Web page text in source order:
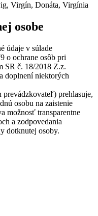
Virgín, Donáta, Virgínia
osobe
údaje v súlade
o ochrane osôb pri
SR č. 18/2018 Z.z.
doplnení niektorých
prehlasuje,
osobu na zaistenie
možnosť transparentne
a zodpovedania
dotknutej osoby.